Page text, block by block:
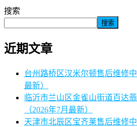
搜索
搜索
近期文章
台州路桥区汉米尔顿售后维修
最新）
临沂市兰山区金雀山街道百达
（2026年7月最新）
天津市北辰区宝齐莱售后维修